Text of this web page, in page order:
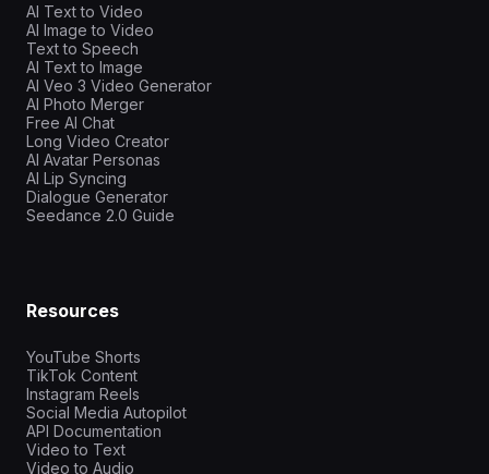
AI Text to Video
AI Image to Video
Text to Speech
AI Text to Image
AI Veo 3 Video Generator
AI Photo Merger
Free AI Chat
Long Video Creator
AI Avatar Personas
AI Lip Syncing
Dialogue Generator
Seedance 2.0 Guide
Resources
YouTube Shorts
TikTok Content
Instagram Reels
Social Media Autopilot
API Documentation
Video to Text
Video to Audio